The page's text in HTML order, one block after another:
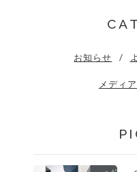
お知らせ
メディ